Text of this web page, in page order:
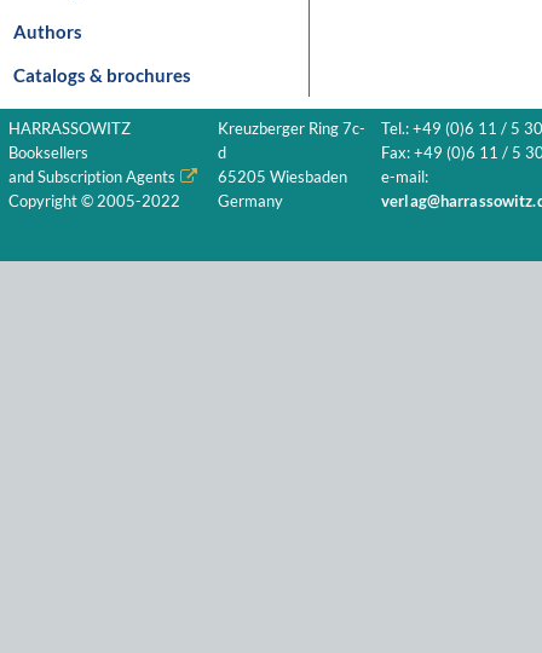
Authors
Catalogs & brochures
HARRASSOWITZ
Booksellers
and Subscription Agents
Copyright © 2005-2022
Kreuzberger Ring 7c-
d
65205 Wiesbaden
Germany
Tel.: +49 (0)6 11 / 5
Fax: +49 (0)6 11 / 5
e-mail: